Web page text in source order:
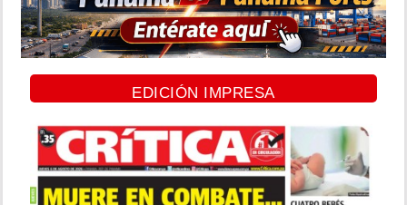
EDICIÓN IMPRESA